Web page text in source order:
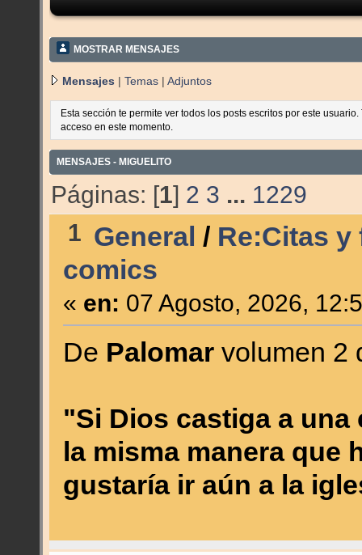
MOSTRAR MENSAJES
Mensajes | Temas | Adjuntos
Esta sección te permite ver todos los posts escritos por este
acceso en este momento.
MENSAJES - MIGUELITO
Páginas: [1] 2 3 ... 1229
1 General / Re:Citas y
comics
« en: 07 Agosto, 2026,
De Palomarvolumen 2
"Si Dios castiga a
la misma manera que
gustaría ir aún a la